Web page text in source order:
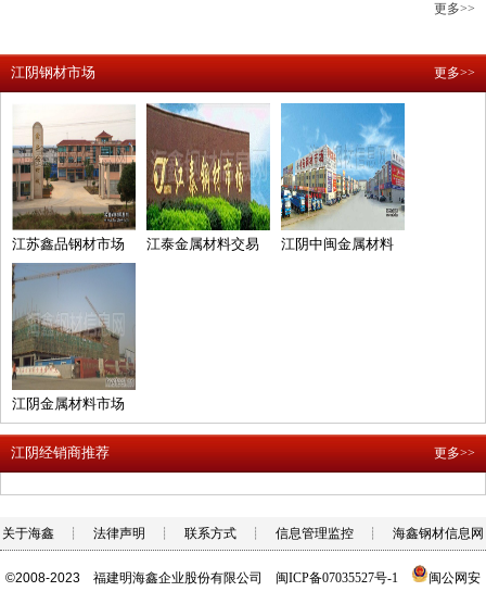
更多>>
江阴钢材市场 更多>>
江苏鑫品钢材市场
江泰金属材料交易
江阴中闽金属材料
江阴金属材料市场
江阴经销商推荐 更多>>
关于海鑫 ┊ 法律声明 ┊ 联系方式 ┊ 信息管理监控 ┊ 海鑫钢材信息网
©2008-2023 福建明海鑫企业股份有限公司 闽ICP备07035527号-1 闽公网安